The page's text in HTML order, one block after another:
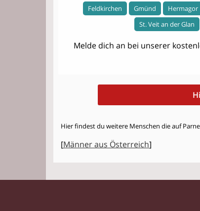
Feldkirchen Gmünd Hermagor
St. Veit an der Glan
Melde dich an bei unserer
Hier findest du weitere Menschen die auf
[Männer aus Österreich]